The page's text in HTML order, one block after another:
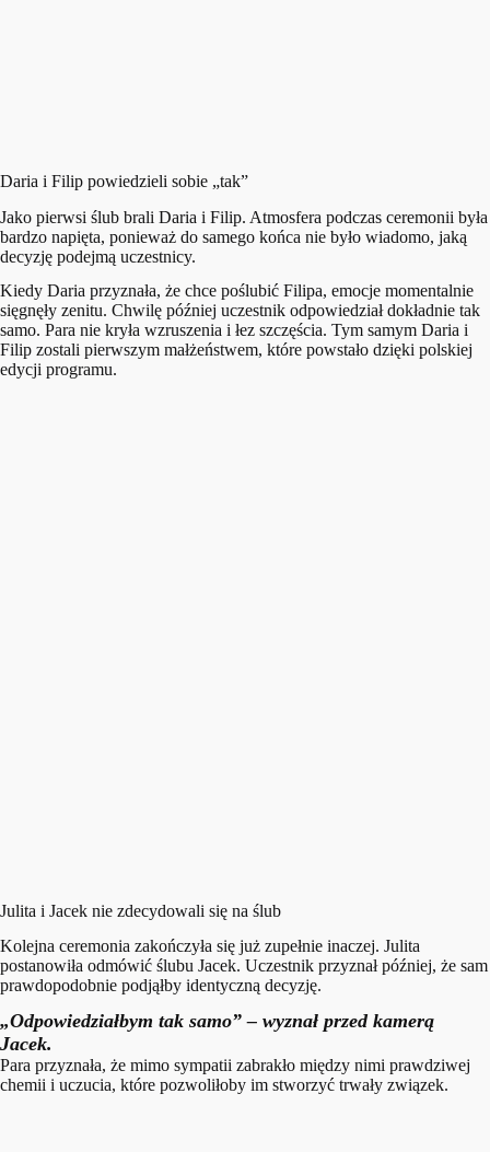
Daria i Filip powiedzieli sobie „tak”
Jako pierwsi ślub brali Daria i Filip. Atmosfera podczas ceremonii była
bardzo napięta, ponieważ do samego końca nie było wiadomo, jaką
decyzję podejmą uczestnicy.
Kiedy Daria przyznała, że chce poślubić Filipa, emocje momentalnie
sięgnęły zenitu. Chwilę później uczestnik odpowiedział dokładnie tak
samo. Para nie kryła wzruszenia i łez szczęścia. Tym samym Daria i
Filip zostali pierwszym małżeństwem, które powstało dzięki polskiej
edycji programu.
Julita i Jacek nie zdecydowali się na ślub
Kolejna ceremonia zakończyła się już zupełnie inaczej. Julita
postanowiła odmówić ślubu Jacek. Uczestnik przyznał później, że sam
prawdopodobnie podjąłby identyczną decyzję.
„Odpowiedziałbym tak samo” – wyznał przed kamerą
Jacek.
Para przyznała, że mimo sympatii zabrakło między nimi prawdziwej
chemii i uczucia, które pozwoliłoby im stworzyć trwały związek.